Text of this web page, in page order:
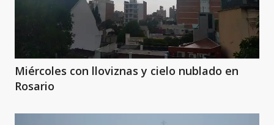
Miércoles con lloviznas y cielo nublado en
Rosario